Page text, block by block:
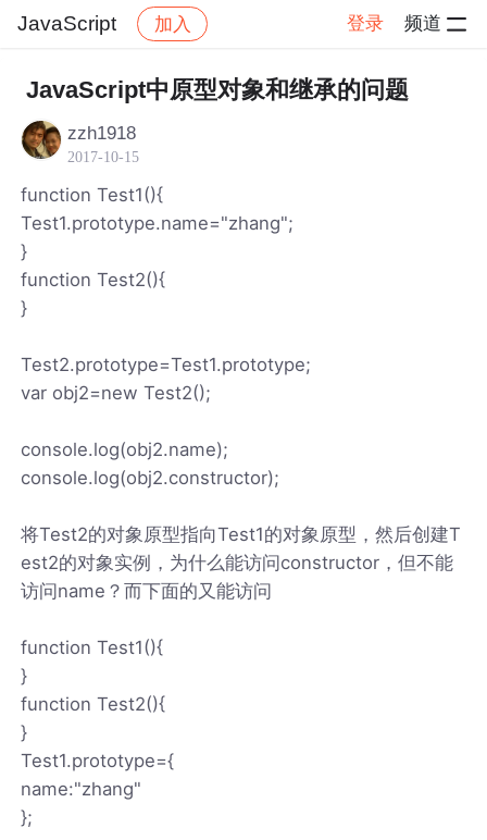
JavaScript 加入 登录 频道
社区 JavaScript 帖子详情
JavaScript中原型对象和继承的问题
zzh1918
2017-10-15
function Test1(){
Test1.prototype.name="zhang";
}
function Test2(){
}
Test2.prototype=Test1.prototype;
var obj2=new Test2();
console.log(obj2.name);
console.log(obj2.constructor);
将Test2的对象原型指向Test1的对象原型，然后创建T
est2的对象实例，为什么能访问constructor，但不能
访问name？而下面的又能访问
function Test1(){
}
function Test2(){
}
Test1.prototype={
name:"zhang"
};